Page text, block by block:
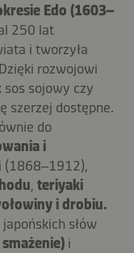
Edo (1603–
250 lat
i tworzyła
rozwojowi
sojowy czy
szerzej dostępne.
do
i
(1868–1912),
, teriyaki
i drobiu.
słów
i